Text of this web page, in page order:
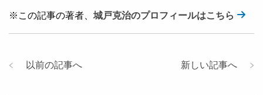
※この記事の著者、 城戸克治のプロフィールはこちら
新しい記事へ
以前の記事へ